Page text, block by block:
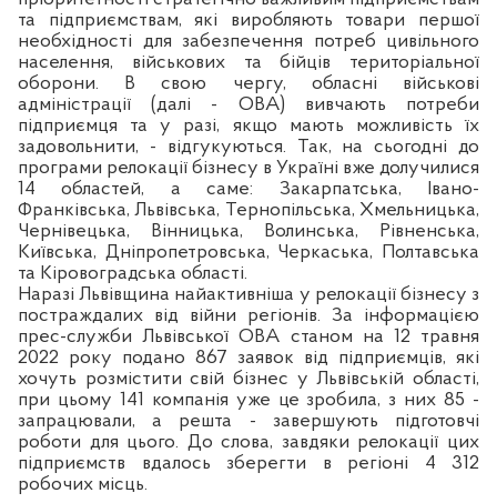
та підприємствам, які виробляють товари першої
необхідності для забезпечення потреб цивільного
населення, військових та бійців територіальної
оборони. В свою чергу, обласні військові
адміністрації (далі - ОВА) вивчають потреби
підприємця та у разі, якщо мають можливість їх
задовольнити, - відгукуються. Так, на сьогодні до
програми релокації бізнесу в Україні вже долучилися
14 областей, а саме: Закарпатська, Івано-
Франківська, Львівська, Тернопільська, Хмельницька,
Чернівецька, Вінницька, Волинська, Рівненська,
Київська, Дніпропетровська, Черкаська, Полтавська
та Кіровоградська області.
Наразі Львівщина найактивніша у релокації бізнесу з
постраждалих від війни регіонів. За інформацією
прес-служби Львівської ОВА станом на 12 травня
2022 року подано 867 заявок від підприємців, які
хочуть розмістити свій бізнес у Львівській області,
при цьому 141 компанія уже це зробила, з них 85 -
запрацювали, а решта - завершують підготовчі
роботи для цього. До слова, завдяки релокації цих
підприємств вдалось зберегти в регіоні 4 312
робочих місць.